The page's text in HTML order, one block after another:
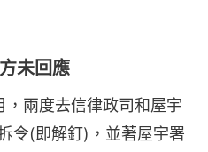
未回應
兩度去信律政司和屋宇
令(即解釘)，並著屋宇署